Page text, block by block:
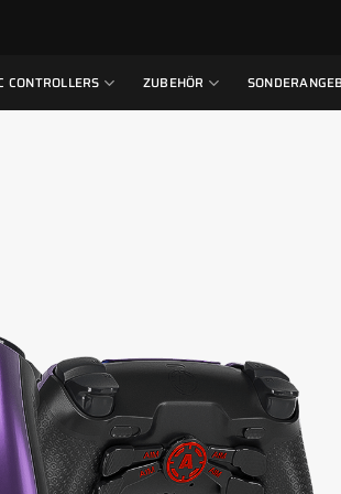
CONTROLLERS ZUBEHÖR